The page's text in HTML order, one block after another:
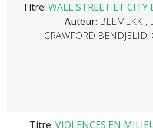
Titre: WALL STREET ET CITY
Auteur: BELMEKKI,
CRAWFORD
Titre: VIOLENCES EN